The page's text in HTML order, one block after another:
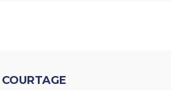
COURTAGE